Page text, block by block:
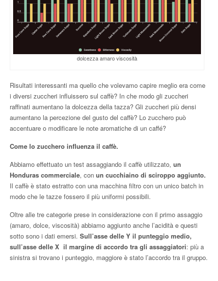
dolcezza amaro viscosità
Risultati interessanti ma quello che volevamo capire meglio era come
i diversi zuccheri influissero sul caffè? In che modo gli zuccheri
raffinati aumentano la dolcezza della tazza? Gli zuccheri più densi
aumentano la percezione del gusto del caffè? Lo zucchero può
accentuare o modificare le note aromatiche di un caffé?
Come lo zucchero influenza il caffè.
Abbiamo effettuato un test assaggiando il caffè utilizzato, un
Honduras commerciale, con un cucchiaino di sciroppo aggiunto.
Il caffè è stato estratto con una macchina filtro con un unico batch in
modo che le tazze fossero il più uniformi possibili.
Oltre alle tre categorie prese in considerazione con il primo assaggio
(amaro, dolce, viscosità) abbiamo aggiunto anche l’acidità e questi
sotto sono i dati emersi. Sull’asse delle Y il punteggio medio,
sull’asse delle X il margine di accordo tra gli assaggiatori: più a
sinistra si trovano i punteggio, maggiore è stato l’accordo tra il gruppo.